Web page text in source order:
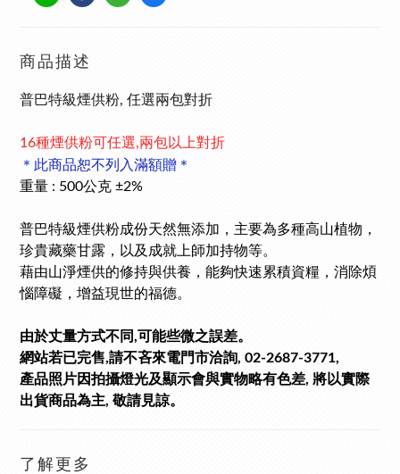
商品描述
普巴特級煙供粉, 任選兩包對折
16種煙供粉可任選,兩包以上對折
＊此商品恕不列入滿額贈＊
重量 : 500公克 ±2%
普巴特級煙供粉成份天然無添加，主要為多種高山植物，
珍貴藏藥甘露，以及成就上師加持物等。
藉由山淨煙供的修持與供養，能夠快速累積資糧，消除煩
惱障礙，增益現世的福德。
由於丈量方式不同,可能些微之誤差。
網站若已完售,請不吝來電門市洽詢, 02-2687-3771,
產品照片因拍攝燈光及顯示會與實物略有色差, 將以實際
出貨商品為主, 敬請見諒。
了解更多